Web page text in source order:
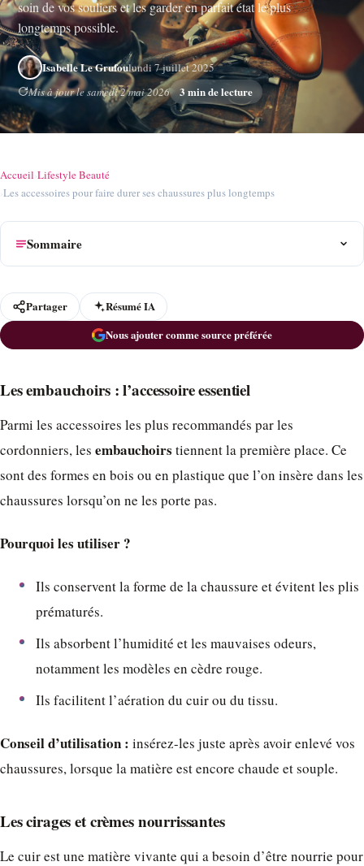
soin de vos souliers et les garder en parfait état le plus
longtemps possible.
Isabelle Le Grufoulundi 7 juillet 2025
Mis à jour le samedi 2 mai 2026
3 min de lecture
Accueil›Lifestyle Beauté
›Les accessoires pour faire durer ses chaussures plus longtemps
Sommaire
Partager
Résumé IA
Nous ajouter comme source préférée
Les embauchoirs : l’accessoire essentiel
Parmi les accessoires les plus recommandés par les
cordonniers, les embauchoirs tiennent la première place. Ce
sont des formes en bois ou en plastique que l’on insère dans les
chaussures lorsqu’on ne les porte pas.
Pourquoi les utiliser ?
Ils conservent la forme de la chaussure et évitent les plis
prématurés.
Ils absorbent l’humidité et les mauvaises odeurs,
notamment les modèles en cèdre rouge.
Ils facilitent l’aération du cuir ou du tissu.
Conseil d’utilisation : insérez-les juste après avoir enlevé vos
chaussures, lorsque la matière est encore chaude et souple.
Les cirages et crèmes nourrissantes
Le cuir est une matière vivante qui a besoin d’être nourrie pour